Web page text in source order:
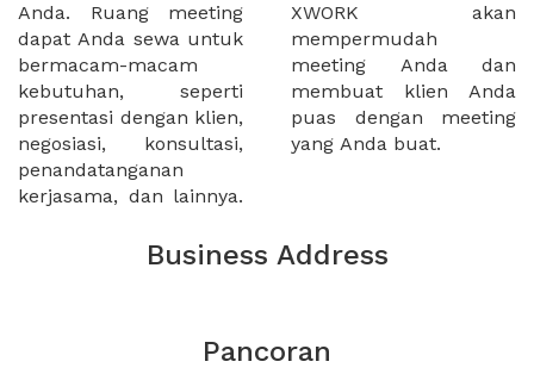
Anda. Ruang meeting
dapat Anda sewa untuk
bermacam-macam
kebutuhan, seperti
presentasi dengan klien,
negosiasi, konsultasi,
penandatanganan
kerjasama, dan lainnya.
XWORK akan
mempermudah
meeting Anda dan
membuat klien Anda
puas dengan meeting
yang Anda buat.
Business Address
Pancoran